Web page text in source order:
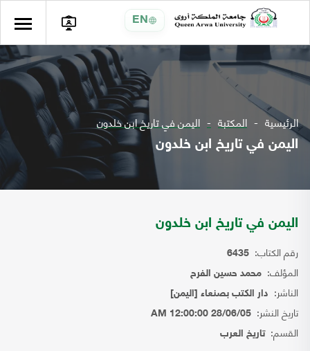
EN
الرئيسية المكتبة اليمن في تاريخ ابن خلدون
اليمن في تاريخ ابن خلدون
اليمن في تاريخ ابن خلدون
رقم الكتاب: 6435
المؤلف: محمد حسين الفرح
الناشر: دار الكتب بصنعاء [اليمن]
تاريخ النشر: 28/06/05 12:00:00 AM
القسم:تاريخ العرب